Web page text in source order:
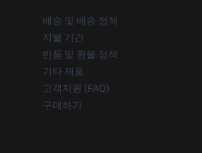
배송 및 배송 정책
지불 기간
반품 및 환불 정책
기타 제품
고객지원 (FAQ)
구매하기